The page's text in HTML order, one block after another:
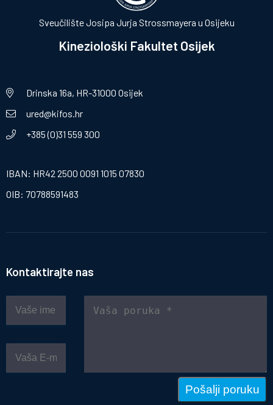
Sveučilište Josipa Jurja Strossmayera u Osijeku
Kineziološki Fakultet Osijek
Drinska 16a, HR-31000 Osijek
ured@kifos.hr
+385 (0)31 559 300
IBAN: HR42 2500 0091 1015 07830
OIB: 70788591483
Kontaktirajte nas
Pošalji poruku